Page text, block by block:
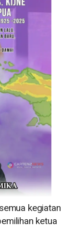
kegiatan
ketua